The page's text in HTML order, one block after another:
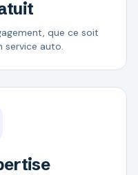
que ce soit
service auto.